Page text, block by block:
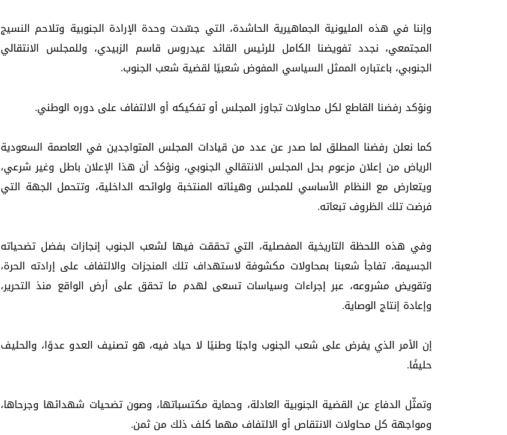
وإننا في هذه المليونية الجماهيرية الحاشدة، التي جسّدت وحدة الإرادة الجنوبية وتلاحم النسيج
المجتمعي، نجدد تفويضنا الكامل للرئيس القائد عيدروس قاسم الزبيدي، وللمجلس الانتقالي
الجنوبي، باعتباره الممثل السياسي المفوض شعبيًا لقضية شعب الجنوب.
ونؤكد رفضنا القاطع لكل محاولات تجاوز المجلس أو تفكيكه أو الالتفاف على دوره الوطني.
كما نعلن رفضنا المطلق لما صدر عن عدد من قيادات المجلس المتواجدين في العاصمة السعودية
الرياض من إعلان مزعوم بحل المجلس الانتقالي الجنوبي، ونؤكد أن هذا الإعلان باطل وغير شرعي،
ويتعارض مع النظام الأساسي للمجلس وهيئاته المنتخبة ولوائحه الداخلية، وتتحمل الجهة التي
فرضت تلك الظروف تبعاته.
وفي هذه اللحظة التاريخية المفصلية، التي تحققت فيها لشعب الجنوب إنجازات بفضل تضحياته
الجسيمة، تفاجأ شعبنا بمحاولات مكشوفة لاستهداف تلك المنجزات والالتفاف على إرادته الحرة،
وتقويض مشروعه، عبر إجراءات وسياسات تسعى لهدم ما تحقق على أرض الواقع منذ التحرير،
وإعادة إنتاج الوصاية.
إن الأمر الذي يفرض على شعب الجنوب واجبًا وطنيًا لا حياد فيه، هو تصنيف العدو عدوًا، والحليف
حليفًا.
وتمثّل الدفاع عن القضية الجنوبية العادلة، وحماية مكتسباتها، وصون تضحيات شهدائها وجرحاها،
ومواجهة كل محاولات الانتقاص أو الالتفاف مهما كلف ذلك من ثمن.